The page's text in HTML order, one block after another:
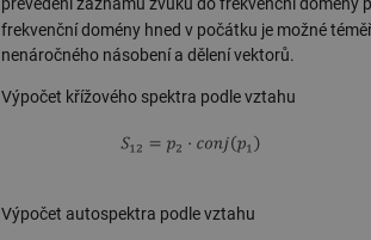
frekvenční domény hned v počátku je možné
nenáročného násobení a dělení vektorů.
Výpočet křížového spektra podle vztahu
Výpočet autospektra podle vztahu
g_csrf_token